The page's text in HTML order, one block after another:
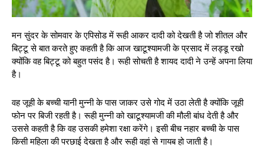
मन सुंदर के सोमवार के एपिसोड में रूही आकर दादी को देखती है जो शीतल और
बिट्टू से बात करते हुए कहती है कि आज खाटूश्यामजी के प्रसाद में लड्डू रखो
क्योंकि वह बिट्टू को बहुत पसंद है। रूही सोचती है शायद दादी ने उन्हें अपना लिया
है।
वह जूही के बच्ची यानी मुन्नी के पास जाकर उसे गोद में उठा लेती है क्योंकि जूही
फोन पर बिजी रहती है। रूही मुन्नी को खाटूश्यामजी की मौली बांध देती है और
उससे कहती है कि वह उसकी हमेशा रक्षा करेंगे। इसी बीच नहार बच्ची के पास
किसी महिला की परछाई देखता है और रूही वहां से गायब हो जाती है।